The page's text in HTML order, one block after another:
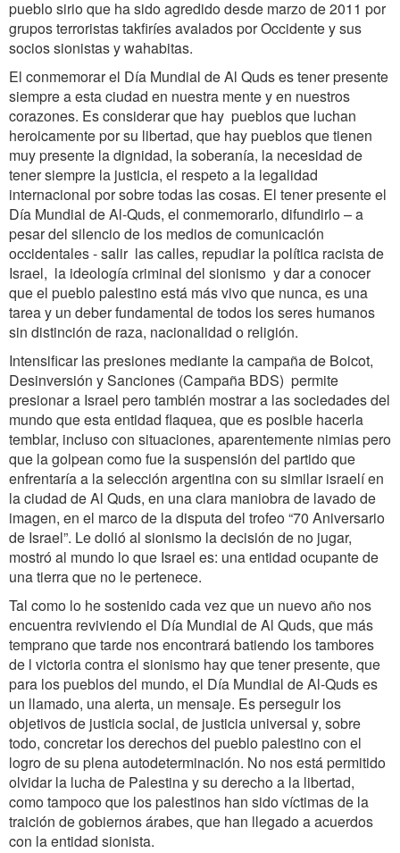
pueblo sirio que ha sido agredido desde marzo de 2011 por
grupos terroristas takfiríes avalados por Occidente y sus
socios sionistas y wahabitas.
El conmemorar el Día Mundial de Al Quds es tener presente
siempre a esta ciudad en nuestra mente y en nuestros
corazones. Es considerar que hay pueblos que luchan
heroicamente por su libertad, que hay pueblos que tienen
muy presente la dignidad, la soberanía, la necesidad de
tener siempre la justicia, el respeto a la legalidad
internacional por sobre todas las cosas. El tener presente el
Día Mundial de Al-Quds, el conmemorarlo, difundirlo – a
pesar del silencio de los medios de comunicación
occidentales - salir las calles, repudiar la política racista de
Israel, la ideología criminal del sionismo y dar a conocer
que el pueblo palestino está más vivo que nunca, es una
tarea y un deber fundamental de todos los seres humanos
sin distinción de raza, nacionalidad o religión.
Intensificar las presiones mediante la campaña de Boicot,
Desinversión y Sanciones (Campaña BDS) permite
presionar a Israel pero también mostrar a las sociedades del
mundo que esta entidad flaquea, que es posible hacerla
temblar, incluso con situaciones, aparentemente nimias pero
que la golpean como fue la suspensión del partido que
enfrentaría a la selección argentina con su similar israelí en
la ciudad de Al Quds, en una clara maniobra de lavado de
imagen, en el marco de la disputa del trofeo “70 Aniversario
de Israel”. Le dolió al sionismo la decisión de no jugar,
mostró al mundo lo que Israel es: una entidad ocupante de
una tierra que no le pertenece.
Tal como lo he sostenido cada vez que un nuevo año nos
encuentra reviviendo el Día Mundial de Al Quds, que más
temprano que tarde nos encontrará batiendo los tambores
de l victoria contra el sionismo hay que tener presente, que
para los pueblos del mundo, el Día Mundial de Al-Quds es
un llamado, una alerta, un mensaje. Es perseguir los
objetivos de justicia social, de justicia universal y, sobre
todo, concretar los derechos del pueblo palestino con el
logro de su plena autodeterminación. No nos está permitido
olvidar la lucha de Palestina y su derecho a la libertad,
como tampoco que los palestinos han sido víctimas de la
traición de gobiernos árabes, que han llegado a acuerdos
con la entidad sionista.